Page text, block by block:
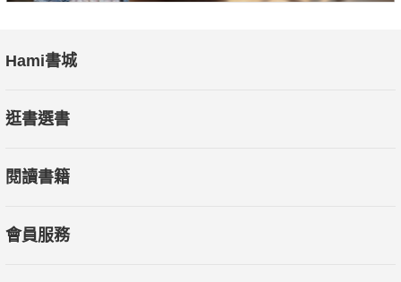
Hami書城
逛書選書
閱讀書籍
會員服務